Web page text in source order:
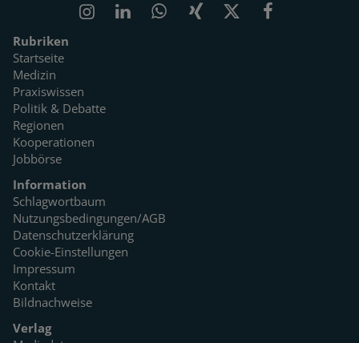
Rubriken
Startseite
Medizin
Praxiswissen
Politik & Debatte
Regionen
Kooperationen
Jobbörse
Information
Schlagwortbaum
Nutzungsbedingungen/AGB
Datenschutzerklärung
Cookie-Einstellungen
Impressum
Kontakt
Bildnachweise
Verlag